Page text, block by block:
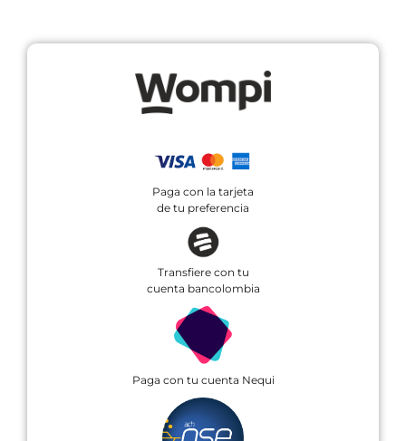
Paga con la tarjeta
de tu preferencia
Transfiere con tu
cuenta bancolombia
Paga con tu cuenta Nequi